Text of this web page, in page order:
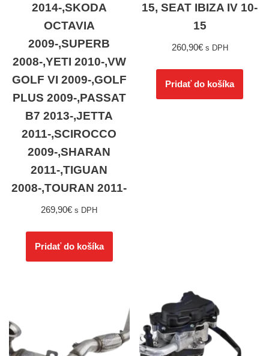
2014-,SKODA
OCTAVIA
2009-,SUPERB
2008-,YETI 2010-,VW
GOLF VI 2009-,GOLF
PLUS 2009-,PASSAT
B7 2013-,JETTA
2011-,SCIROCCO
2009-,SHARAN
2011-,TIGUAN
2008-,TOURAN 2011-
269,90€ s DPH
Pridať do košíka
15, SEAT IBIZA IV 10-
15
260,90€ s DPH
Pridať do košíka